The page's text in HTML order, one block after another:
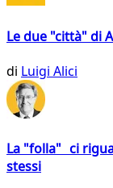
Le due "città" di
di Luigi Alici
La "folla" ci
stessi